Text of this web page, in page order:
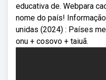
educativa de. Webpara
nome do país!
unidas (2024) : Países
onu + cosovo + taiuã.